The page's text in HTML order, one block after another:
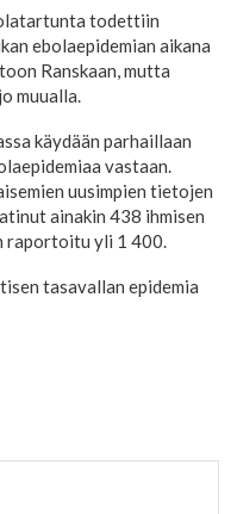
todettiin
ebolaepidemian aikana
Ranskaan, mutta
muualla.
käydään parhaillaan
vastaan.
uusimpien tietojen
ainakin 438 ihmisen
raportoitu yli 1 400.
tasavallan epidemia